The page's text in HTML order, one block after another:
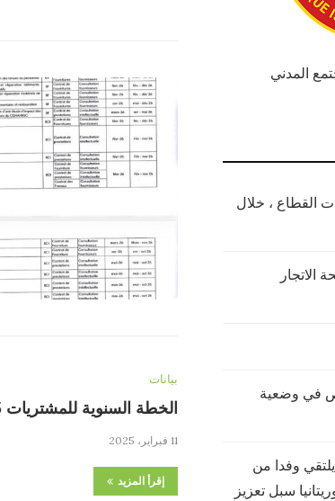
بيانات
الخطة السنوية للمشتريات 2025
11 فبراير، 2025
إقرأ المزيد
المدني
القطاع ، خلال
الاتجار
في وضعية
وفدا من
سبل تعزيز